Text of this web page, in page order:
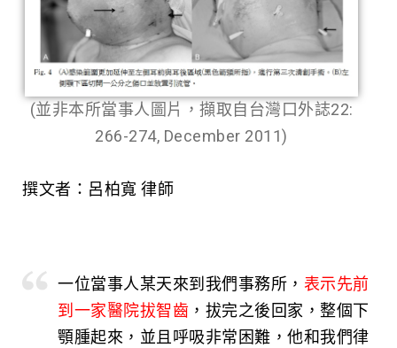
(並非本所當事人圖片，擷取自台灣口外誌22:
266-274, December 2011)
撰文者：呂柏寬 律師
一位當事人某天來到我們事務所， 表示先前
到一家醫院拔智齒 ，拔完之後回家，整個下
顎腫起來，並且呼吸非常困難，他和我們律